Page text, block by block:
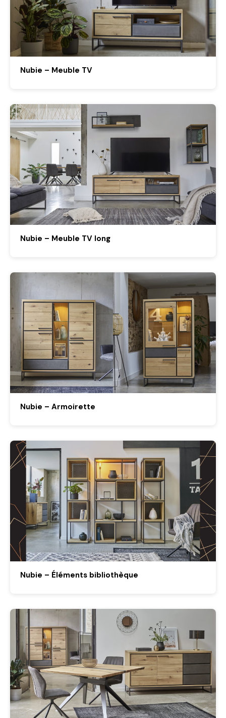
Nubie – Meuble TV
Nubie – Meuble TV long
Nubie – Armoirette
Nubie – Éléments bibliothèque